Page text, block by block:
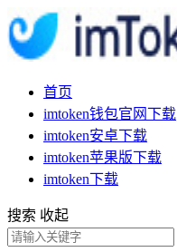
首页
imtoken钱包官网下载
imtoken安卓下载
imtoken苹果版下载
imtoken下载
搜索 收起